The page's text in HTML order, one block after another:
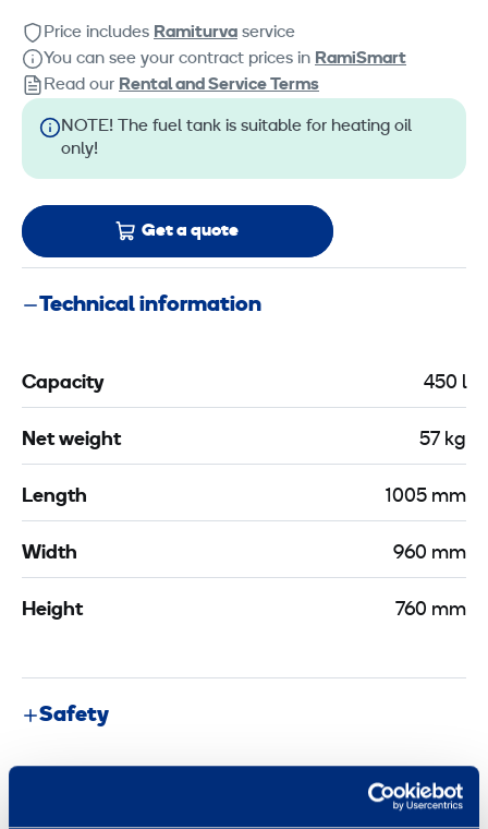
Price includes Ramiturva service
You can see your contract prices in RamiSmart
Read our Rental and Service Terms
NOTE! The fuel tank is suitable for heating oil
only!
Get a quote
Technical information
Capacity 450 l
Net weight 57 kg
Length 1005 mm
Width 960 mm
Height 760 mm
Safety